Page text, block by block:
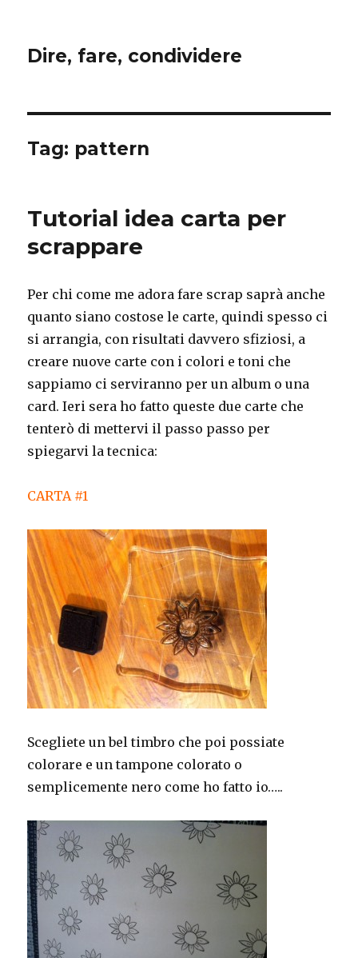
Dire, fare, condividere
Tag: pattern
Tutorial idea carta per
scrappare
Per chi come me adora fare scrap saprà anche
quanto siano costose le carte, quindi spesso ci
si arrangia, con risultati davvero sfiziosi, a
creare nuove carte con i colori e toni che
sappiamo ci serviranno per un album o una
card. Ieri sera ho fatto queste due carte che
tenterò di mettervi il passo passo per
spiegarvi la tecnica:
CARTA #1
Scegliete un bel timbro che poi possiate
colorare e un tampone colorato o
semplicemente nero come ho fatto io…..